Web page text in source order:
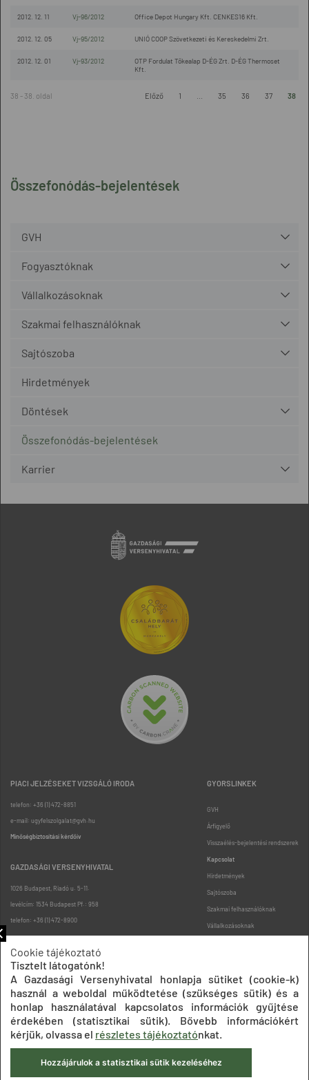
Összefonódás-bejelentések
GVH
Fogyasztóknak
Vállalkozásoknak
Szakmai felhasználóknak
Sajtószoba
Hirdetmények
Döntések
Összefonódás-bejelentések
Karrier
2012. 12. 11 Vj-96/2012 Office Depot Hungary Kft. CENKES16 Kft.
2012. 12. 05 Vj-95/2012 UNIÓ COOP Szövetkezeti és Kereskedelmi Zrt.
2012. 12. 01 Vj-93/2012
OTP Fordulat Tőkealap D-ÉG Zrt. D-ÉG Thermoset
Kft.
38 - 38. oldal Előző 1 35 36 37 38
PIACI JELZÉSEKET VIZSGÁLÓ IRODA
telefon: +36 (1) 472-8851
e-mail: ugyfelszolgalat@gvh.hu
Minőségbiztosítási kérdőív
GAZDASÁGI VERSENYHIVATAL
1026 Budapest, Riadó u. 5-11.
levélcím: 1534 Budapest Pf.: 958
telefon: +36 (1) 472-8900
GYORSLINKEK
GVH
Árfigyelő
Visszaélés-bejelentési rendszerek
Kapcsolat
Hirdetmények
Sajtószoba
Szakmai felhasználóknak
Vállalkozásoknak
Oldaltérkép
Impresszum Adatkezelési tájékoztatók
Akadálymentesítési nyilatkozat
Cookie tájékoztató
Tisztelt látogatónk!
A Gazdasági Versenyhivatal honlapja sütiket (cookie-k)
használ a weboldal működtetése (szükséges sütik) és a
honlap használatával kapcsolatos információk gyűjtése
érdekében (statisztikai sütik). Bővebb információkért
kérjük, olvassa el részletes tájékoztatónkat.
Hozzájárulok a statisztikai sütik kezeléséhez